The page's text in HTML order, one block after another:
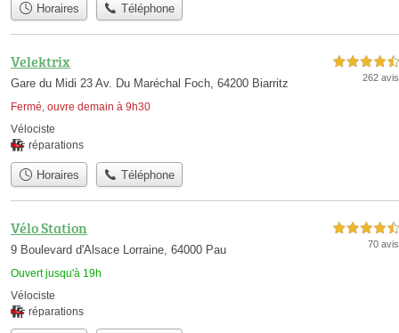
Horaires Téléphone
Velektrix
Gare du Midi 23 Av. Du Maréchal Foch, 64200 Biarritz
Fermé, ouvre demain à 9h30
4,5 étoiles sur 5
262 avis
Vélociste
réparations
Horaires Téléphone
Vélo Station
9 Boulevard d'Alsace Lorraine, 64000 Pau
Ouvert jusqu'à 19h
4,5 étoiles sur 5
70 avis
Vélociste
réparations